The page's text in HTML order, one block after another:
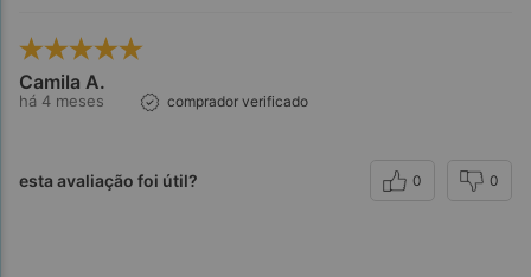
Camila A.
há 4 meses comprador verificado
esta avaliação foi útil? 0 0